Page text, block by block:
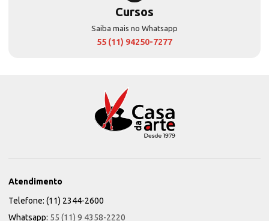
Cursos
Saiba mais no Whatsapp
55 (11) 94250-7277
Atendimento
Telefone: (11) 2344-2600
Whatsapp: 55 (11) 9 4358-2220